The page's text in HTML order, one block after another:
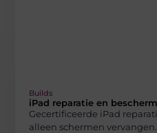
Builds
iPad reparatie en
Gecertificeerde iPad
alleen schermen